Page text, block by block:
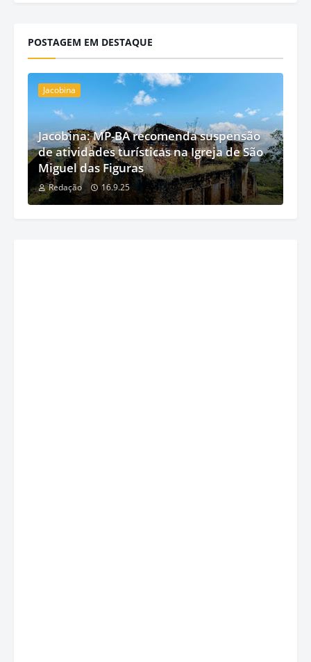
POSTAGEM EM DESTAQUE
Jacobina
Jacobina: MP-BA recomenda suspensão
de atividades turísticas na Igreja de São
Miguel das Figuras
Redação 16.9.25